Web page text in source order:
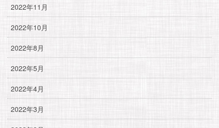
2022年11月
2022年10月
2022年8月
2022年5月
2022年4月
2022年3月